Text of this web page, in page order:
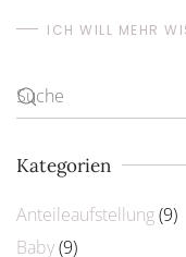
ICH WILL MEHR
Kategorien
Anteileaufstellung(9)
Baby(9)